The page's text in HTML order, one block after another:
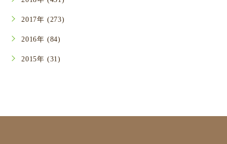
2017年 (273)
2016年 (84)
2015年 (31)